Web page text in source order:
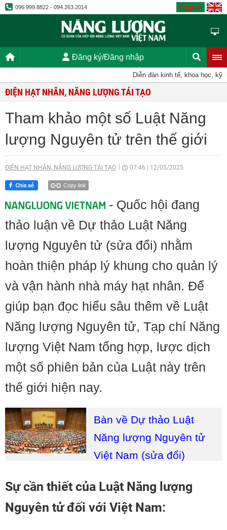
096.999.8822 - 094.263.2014 English
Đăng ký/Đăng nhập
Diễn đàn kinh tế, khoa học, kỹ
ĐIỆN HẠT NHÂN, NĂNG LƯỢNG TÁI TẠO
Tham khảo một số Luật Năng
lượng Nguyên tử trên thế giới
ĐIỆN HẠT NHÂN, NĂNG LƯỢNG TÁI TẠO 07:46 12/05/2025
Copy link
- Quốc hội đang
thảo luận về Dự thảo Luật Năng
lượng Nguyên tử (sửa đổi) nhằm
hoàn thiện pháp lý khung cho quản lý
và vận hành nhà máy hạt nhân. Để
giúp bạn đọc hiểu sâu thêm về Luật
Năng lượng Nguyên tử, Tạp chí Năng
lượng Việt Nam tổng hợp, lược dịch
một số phiên bản của Luật này trên
thế giới hiện nay.
Bàn về Dự thảo Luật
Năng lượng Nguyên tử
Việt Nam (sửa đổi)
Sự cần thiết của Luật Năng lượng
Nguyên tử đối với Việt Nam: